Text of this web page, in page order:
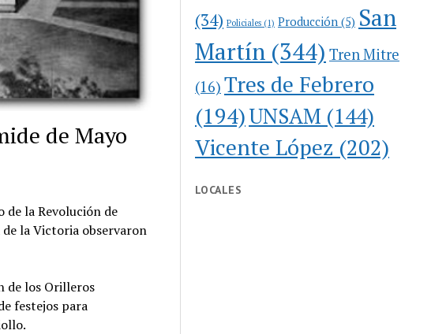
de Mayo
de la Revolución de
la Victoria observaron
de los Orilleros
festejos para
(34) Policiales (1) Producción (5) San
Martín (344) Tren Mitre
(16) Tres de Febrero
(194)UNSAM (144)
Vicente López (202)
LOCALES